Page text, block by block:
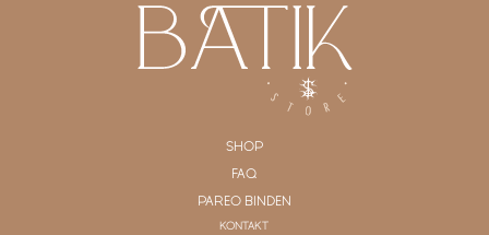
SHOP
FAQ
PAREO BINDEN
KONTAKT